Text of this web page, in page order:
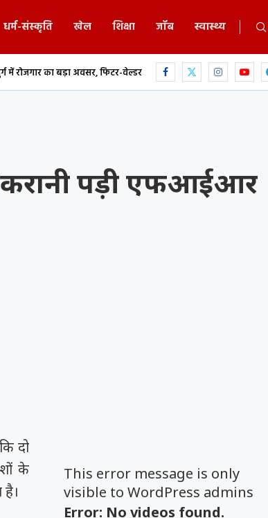
धर्म-संस्कृति खेल शिक्षा जॉब स्वास्थ्य
अवसर, फिटर-वेल्डर समेत कई ट्रेडों में... छत्तीसगढ़ में MBBS-BDS
करानी पड़ी एफआईआर
दो
के
This error message is only
visible to WordPress admins
Error: No videos found.